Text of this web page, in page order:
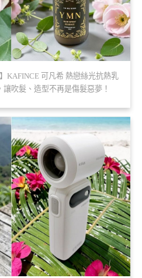
KAFINCE 可凡希 熱戀絲光抗熱乳
吹髮、造型不再是傷髮惡夢！